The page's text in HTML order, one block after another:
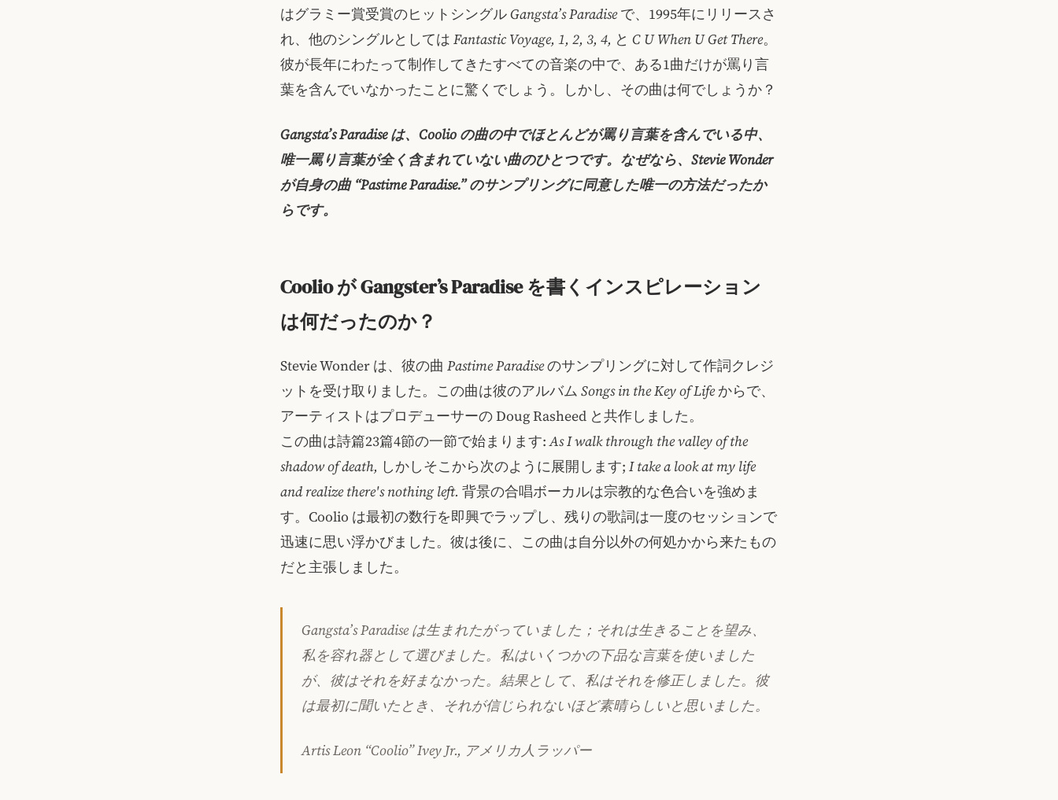
はグラミー賞受賞のヒットシングルGangsta’s Paradiseで、1995年にリリースさ
れ、他のシングルとしては Fantastic Voyage, 1, 2, 3, 4, と C U When U Get There。
彼が長年にわたって制作してきたすべての音楽の中で、ある1曲だけが罵り言
葉を含んでいなかったことに驚くでしょう。しかし、その曲は何でしょうか？
Gangsta’s Paradise は、Coolio の曲の中でほとんどが罵り言葉を含んでいる中、
唯一罵り言葉が全く含まれていない曲のひとつです。なぜなら、Stevie Wonder
が自身の曲 “Pastime Paradise.” のサンプリングに同意した唯一の方法だったか
らです。
Coolio が Gangster’s Paradise を書くインスピレーション
は何だったのか？
Stevie Wonder は、彼の曲 Pastime Paradiseのサンプリングに対して作詞クレジ
ットを受け取りました。この曲は彼のアルバム Songs in the Key of Lifeからで、
アーティストはプロデューサーの Doug Rasheed と共作しました。
この曲は詩篇23篇4節の一節で始まります:As I walk through the valley of the
shadow of death, しかしそこから次のように展開します; I take a look at my life
and realize there's nothing left. 背景の合唱ボーカルは宗教的な色合いを強めま
す。Coolio は最初の数行を即興でラップし、残りの歌詞は一度のセッションで
迅速に思い浮かびました。彼は後に、この曲は自分以外の何処かから来たもの
だと主張しました。
Gangsta’s Paradise は生まれたがっていました；それは生きることを望み、
私を容れ器として選びました。私はいくつかの下品な言葉を使いました
が、彼はそれを好まなかった。結果として、私はそれを修正しました。彼
は最初に聞いたとき、それが信じられないほど素晴らしいと思いました。
Artis Leon “Coolio” Ivey Jr., アメリカ人ラッパー